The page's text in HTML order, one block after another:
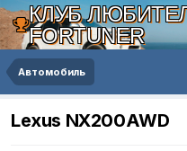
КЛУБ
FORTUNER
Автомобиль
Lexus NX200AWD